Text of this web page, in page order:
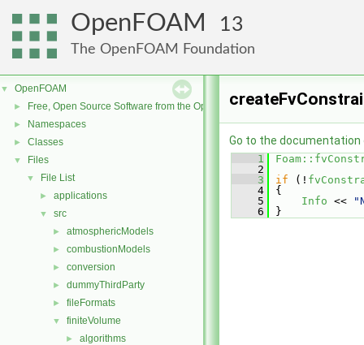
OpenFOAM 13
The OpenFOAM Foundation
▼ OpenFOAM
► Free, Open Source Software from the OpenFOAM Foundation
► Namespaces
► Classes
▼ Files
▼ File List
► applications
▼ src
► atmosphericModels
► combustionModels
► conversion
► dummyThirdParty
► fileFormats
▼ finiteVolume
► algorithms
Go to the documentation
    1
    2
    3
if (!
    4
{
    5
Info <<
    6
}